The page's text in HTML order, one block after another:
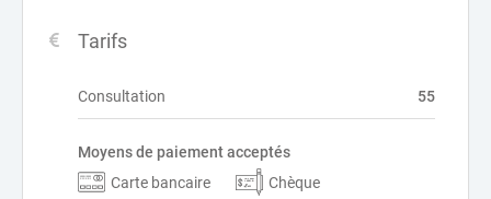
Tarifs
Consultation 55
Moyens de paiement acceptés
Carte bancaire
Chèque